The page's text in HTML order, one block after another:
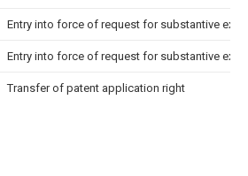
Entry into force of request for substantive
Entry into force of request for substantive
Transfer of patent application right